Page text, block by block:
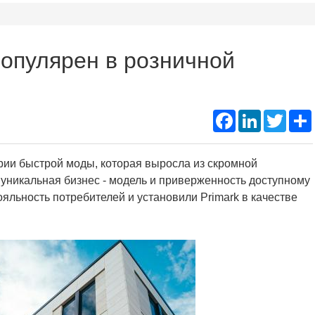
Portable A4 Printer
в розничной
Facebook
LinkedInTwitter
быстрой моды, которая выросла из скромной
бизнес - модель и приверженность доступному
потребителей и установили Primark в качестве